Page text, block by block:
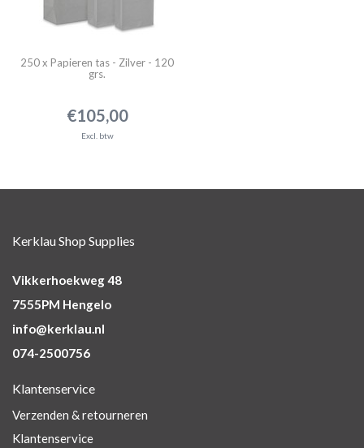
250 x Papieren tas - Zilver - 120
grs.
€105,00
Excl. btw
Kerklau Shop Supplies
Vikkerhoekweg 48
7555PM Hengelo
info@kerklau.nl
074-2500756
Klantenservice
Verzenden & retourneren
Klantenservice